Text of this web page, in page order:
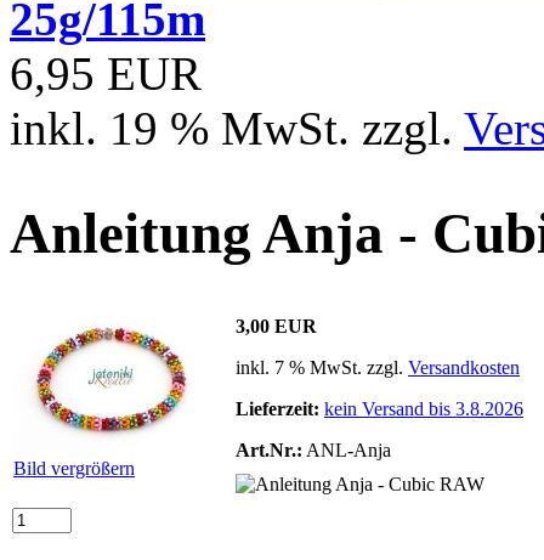
25g/115m
6,95 EUR
inkl. 19 % MwSt. zzgl.
Anleitung Anja -
Bild vergrößern
3,00 EUR
inkl. 7 % MwSt. zzgl. Versandkosten
Lieferzeit: kein Versand bis 3.8.2026
Art.Nr.: ANL-Anja